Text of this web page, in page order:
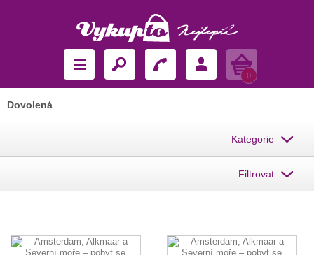
Košík
0
Dovolená
Kategorie
Filtrovat